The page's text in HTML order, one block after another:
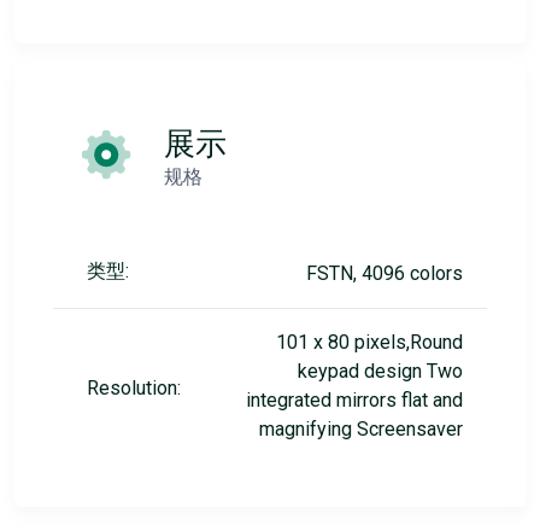
展示
规格
类型: FSTN, 4096 colors
Resolution:
101 x 80 pixels,Round
keypad design Two
integrated mirrors flat and
magnifying Screensaver